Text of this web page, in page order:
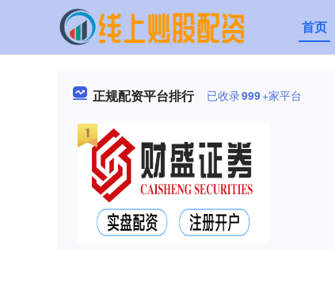
首页
正规配资平台排行 已收录999+家平台